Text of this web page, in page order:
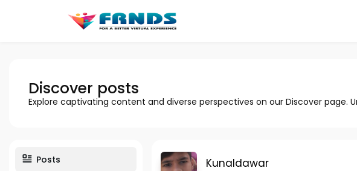
Discover posts
Explore captivating content and diverse perspectives on our Discover page.
Posts Kunaldawar